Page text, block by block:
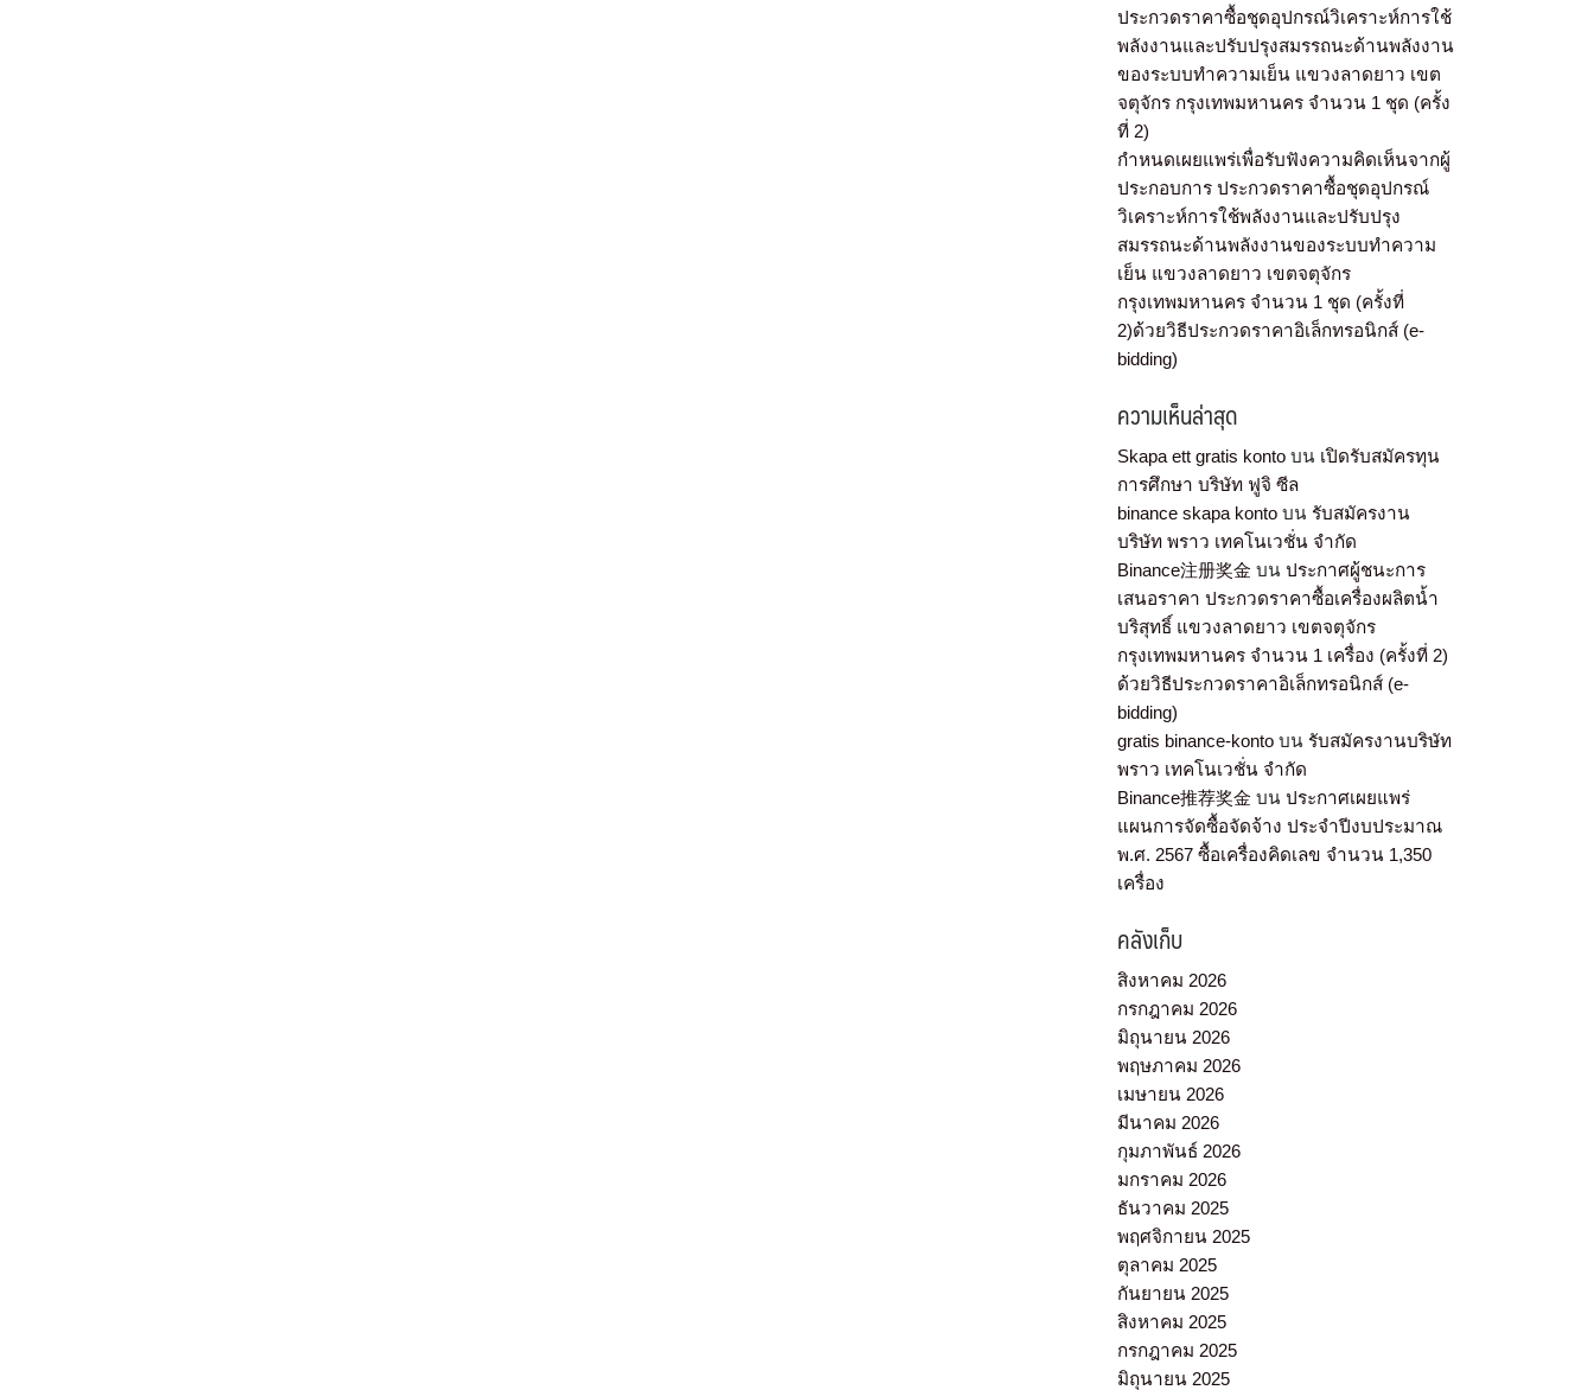
ประกวดราคาซื้อชุดอุปกรณ์วิเคราะห์การใช้
พลังงานและปรับปรุงสมรรถนะด้านพลังงาน
ของระบบทำความเย็น แขวงลาดยาว เขต
จตุจักร กรุงเทพมหานคร จำนวน 1 ชุด (ครั้ง
ที่ 2)
กำหนดเผยแพร่เพื่อรับฟังความคิดเห็นจากผู้
ประกอบการ ประกวดราคาซื้อชุดอุปกรณ์
วิเคราะห์การใช้พลังงานและปรับปรุง
สมรรถนะด้านพลังงานของระบบทำความ
เย็น แขวงลาดยาว เขตจตุจักร
กรุงเทพมหานคร จำนวน 1 ชุด (ครั้งที่
2)ด้วยวิธีประกวดราคาอิเล็กทรอนิกส์ (e-
bidding)
ความเห็นล่าสุด
Skapa ett gratis konto บน เปิดรับสมัครทุน
การศึกษา บริษัท ฟูจิ ซีล
binance skapa konto บน รับสมัครงาน
บริษัท พราว เทคโนเวชั่น จำกัด
Binance注册奖金 บนประกาศผู้ชนะการ
เสนอราคา ประกวดราคาซื้อเครื่องผลิตน้ำ
บริสุทธิ์ แขวงลาดยาว เขตจตุจักร
กรุงเทพมหานคร จำนวน 1 เครื่อง (ครั้งที่ 2)
ด้วยวิธีประกวดราคาอิเล็กทรอนิกส์ (e-
bidding)
gratis binance-konto บน รับสมัครงานบริษัท
พราว เทคโนเวชั่น จำกัด
Binance推荐奖金 บนประกาศเผยแพร่
แผนการจัดซื้อจัดจ้าง ประจำปีงบประมาณ
พ.ศ. 2567 ซื้อเครื่องคิดเลข จำนวน 1,350
เครื่อง
คลังเก็บ
สิงหาคม 2026
กรกฎาคม 2026
มิถุนายน 2026
พฤษภาคม 2026
เมษายน 2026
มีนาคม 2026
กุมภาพันธ์ 2026
มกราคม 2026
ธันวาคม 2025
พฤศจิกายน 2025
ตุลาคม 2025
กันยายน 2025
สิงหาคม 2025
กรกฎาคม 2025
มิถุนายน 2025